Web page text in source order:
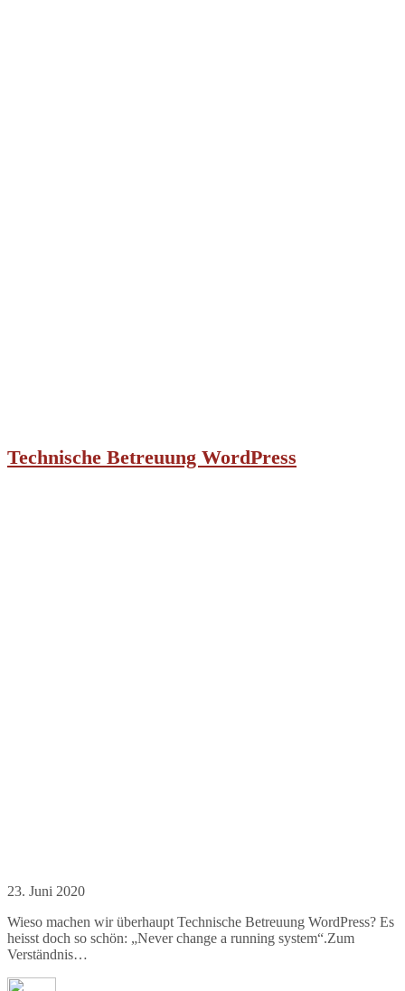
Technische Betreuung WordPress
23. Juni 2020
Wieso machen wir überhaupt Technische Betreuung WordPress? Es
heisst doch so schön: „Never change a running system“.Zum
Verständnis…